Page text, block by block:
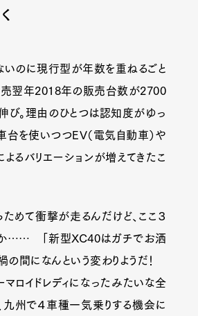
Watch
Fashion
Product
Culture
Lifestyle
Pen tw
いのに現行型が年数を重ねるごと
売翌年2018年の販売台数が2700
び。理由のひとつは認知度がゆっ
台を使いつつEV（電気自動車）や
よるバリエーションが増えてきたこ
めて衝撃が走るんだけど、ここ３
ジか…… 「新型XC40はガチでお洒
の間になんという変わりようだ！
マロイドレディになったみたいな全
九州で４車種一気乗りする機会に